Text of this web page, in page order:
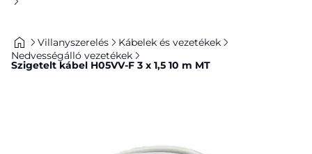
Villanyszerelés
Kábelek és vezetékek
Nedvességálló vezetékek
Szigetelt kábel H05VV-F 3 x 1,5 10 m MT